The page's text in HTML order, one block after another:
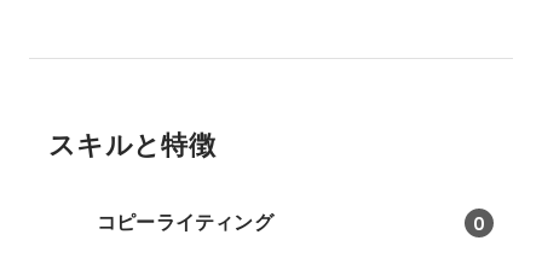
スキルと特徴
コピーライティング 0